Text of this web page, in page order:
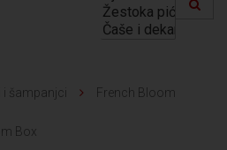
i šampanjci French Bloom
Box